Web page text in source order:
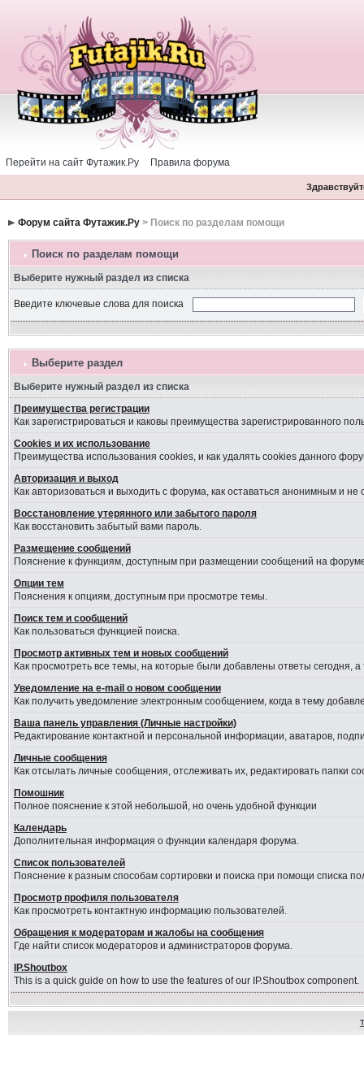
Перейти на сайт Футажик.Ру Правила форума
Форум сайта Футажик.Ру> Поиск по разделам помощи
Поиск по разделам помощи
Выберите нужный раздел из списка
Введите ключевые слова для поиска
Выберите раздел
Выберите нужный раздел из списка
Преимущества регистрации
Как зарегистрироваться и каковы преимущества зарегистрированного
Cookies и их использование
Преимущества использования cookies, и как удалять cookies данного
Авторизация и выход
Как авторизоваться и выходить с форума, как оставаться анонимным и
Восстановление утерянного или забытого пароля
Как восстановить забытый вами пароль.
Размещение сообщений
Пояснение к функциям, доступным при размещении сообщений на
Опции тем
Пояснения к опциям, доступным при просмотре темы.
Поиск тем и сообщений
Как пользоваться функцией поиска.
Просмотр активных тем и новых сообщений
Как просмотреть все темы, на которые были добавлены ответы сегодня,
Уведомление на е-mail о новом сообщении
Как получить уведомление электронным сообщением, когда в тему
Ваша панель управления (Личные настройки)
Редактирование контактной и персональной информации, аватаров,
Личные сообщения
Как отсылать личные сообщения, отслеживать их, редактировать папки
Помошник
Полное пояснение к этой небольшой, но очень удобной функции
Календарь
Дополнительная информация о функции календаря форума.
Список пользователей
Пояснение к разным способам сортировки и поиска при помощи списка
Просмотр профиля пользователя
Как просмотреть контактную информацию пользователей.
Обращения к модераторам и жалобы на сообщения
Где найти список модераторов и администраторов форума.
IP.Shoutbox
This is a quick guide on how to use the features of our IP.Shoutbox component.